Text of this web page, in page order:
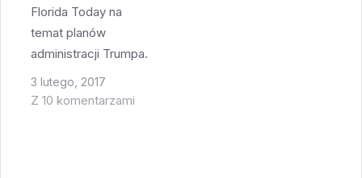
wcześniej ale
jednocześnie
jakakolwiek anomalia
wymaga sprawdzenia
Florida Today na
temat planów
administracji Trumpa.
Wiadomo już że misja
na asteroid się nie
3 lutego, 2017
Z 10 komentarzami